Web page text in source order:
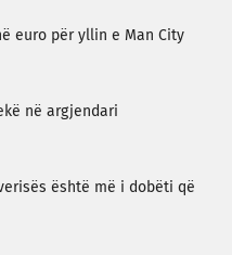
euro për yllin e Man City
në argjendari
është më i dobëti që